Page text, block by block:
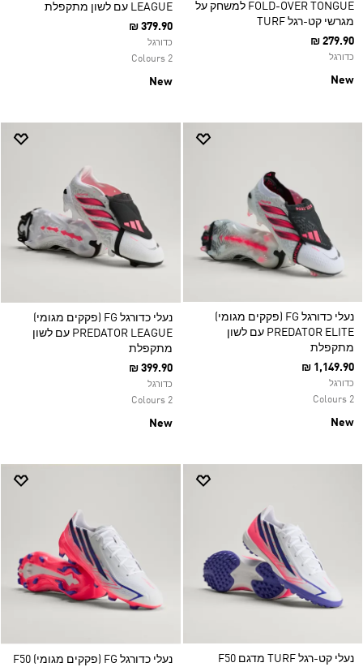
FOLD-OVER TONGUE למשחק על
מגרשי קט-רגל TURF
₪ 279.90
כדורגל
New
LEAGUE עם לשון מתקפלת
₪ 379.90
כדורגל
2 Colours
New
נעלי כדורגל FG (פקקים מגומי)
PREDATOR ELITE עם לשון
מתקפלת
₪ 1,149.90
כדורגל
2 Colours
New
נעלי כדורגל FG (פקקים מגומי)
PREDATOR LEAGUE עם לשון
מתקפלת
₪ 399.90
כדורגל
2 Colours
New
נעלי קט-רגל TURF מדגם F50
נעלי כדורגל FG (פקקים מגומי) F50